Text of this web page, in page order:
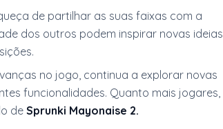
de partilhar as suas faixas com a
dos outros podem inspirar novas ideias
no jogo, continua a explorar novas
funcionalidades. Quanto mais jogares,
deSprunki Mayonaise 2.